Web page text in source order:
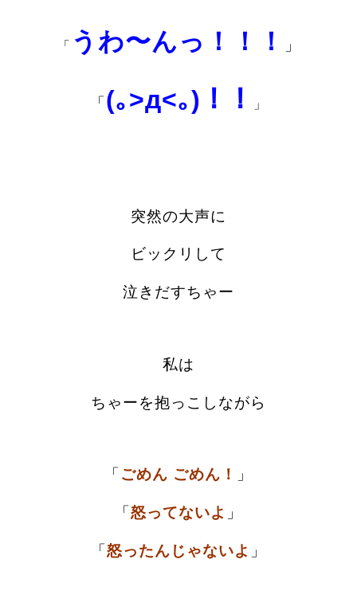
「 うわ〜んっ！！！ 」
「 (｡>д<｡)！！ 」
突然の大声に
ビックリして
泣きだすちゃー
私は
ちゃーを抱っこしながら
「 ごめん ごめん！ 」
「 怒ってないよ 」
「怒ったんじゃないよ 」